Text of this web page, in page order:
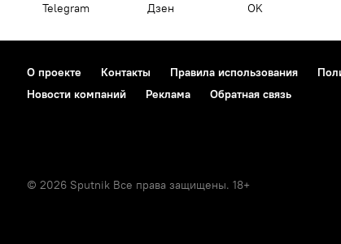
Telegram Дзен OK
О проекте Контакты Правила использования
Новости компаний
Реклама Обратная связь
© 2026 Sputnik Все права защищены. 18+